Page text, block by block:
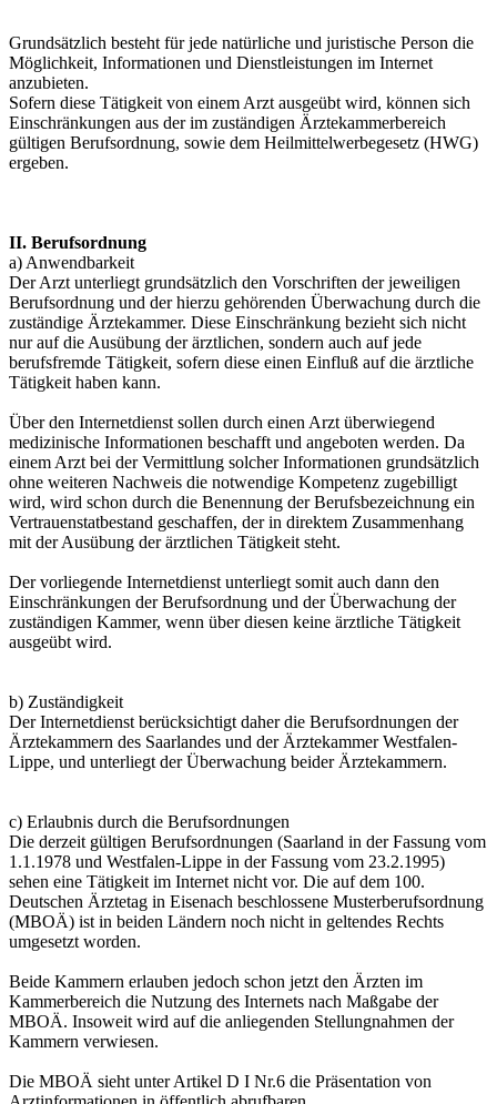
Grundsätzlich besteht für jede natürliche und juristische Person die
Möglichkeit, Informationen und Dienstleistungen im Internet
anzubieten.
Sofern diese Tätigkeit von einem Arzt ausgeübt wird, können sich
Einschränkungen aus der im zuständigen Ärztekammerbereich
gültigen Berufsordnung, sowie dem Heilmittelwerbegesetz (HWG)
ergeben.
II. Berufsordnung
a) Anwendbarkeit
Der Arzt unterliegt grundsätzlich den Vorschriften der jeweiligen
Berufsordnung und der hierzu gehörenden Überwachung durch die
zuständige Ärztekammer. Diese Einschränkung bezieht sich nicht
nur auf die Ausübung der ärztlichen, sondern auch auf jede
berufsfremde Tätigkeit, sofern diese einen Einfluß auf die ärztliche
Tätigkeit haben kann.
Über den Internetdienst sollen durch einen Arzt überwiegend
medizinische Informationen beschafft und angeboten werden. Da
einem Arzt bei der Vermittlung solcher Informationen grundsätzlich
ohne weiteren Nachweis die notwendige Kompetenz zugebilligt
wird, wird schon durch die Benennung der Berufsbezeichnung ein
Vertrauenstatbestand geschaffen, der in direktem Zusammenhang
mit der Ausübung der ärztlichen Tätigkeit steht.
Der vorliegende Internetdienst unterliegt somit auch dann den
Einschränkungen der Berufsordnung und der Überwachung der
zuständigen Kammer, wenn über diesen keine ärztliche Tätigkeit
ausgeübt wird.
b) Zuständigkeit
Der Internetdienst berücksichtigt daher die Berufsordnungen der
Ärztekammern des Saarlandes und der Ärztekammer Westfalen-
Lippe, und unterliegt der Überwachung beider Ärztekammern.
c) Erlaubnis durch die Berufsordnungen
Die derzeit gültigen Berufsordnungen (Saarland in der Fassung vom
1.1.1978 und Westfalen-Lippe in der Fassung vom 23.2.1995)
sehen eine Tätigkeit im Internet nicht vor. Die auf dem 100.
Deutschen Ärztetag in Eisenach beschlossene Musterberufsordnung
(MBOÄ) ist in beiden Ländern noch nicht in geltendes Rechts
umgesetzt worden.
Beide Kammern erlauben jedoch schon jetzt den Ärzten im
Kammerbereich die Nutzung des Internets nach Maßgabe der
MBOÄ. Insoweit wird auf die anliegenden Stellungnahmen der
Kammern verwiesen.
Die MBOÄ sieht unter Artikel D I Nr.6 die Präsentation von